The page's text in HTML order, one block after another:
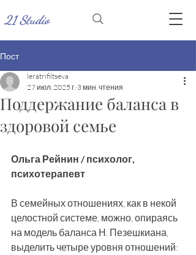
21 Studio
Пост
Поддержание баланса в
здоровой семье
leratrifiltseva
27 июл. 2025 г. 3 мин. чтения
Ольга Рейнин / психолог,
психотерапевт
В семейных отношениях, как в некой
целостной системе, можно, опираясь
на модель баланса Н. Пезешкиана,
выделить четыре уровня отношений: